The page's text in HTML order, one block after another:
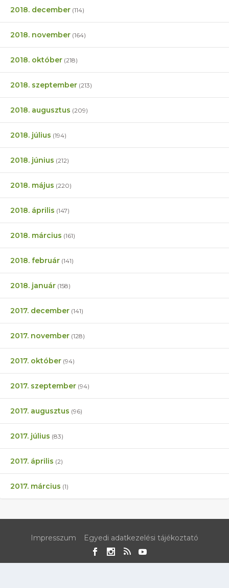
2018. december (114)
2018. november (164)
2018. október (218)
2018. szeptember (213)
2018. augusztus (209)
2018. július (194)
2018. június (212)
2018. május (220)
2018. április (147)
2018. március (161)
2018. február (141)
2018. január (158)
2017. december (141)
2017. november (128)
2017. október (94)
2017. szeptember (94)
2017. augusztus (96)
2017. július (83)
2017. április (2)
2017. március (1)
Impresszum Egyedi adatkezelési tájékoztató